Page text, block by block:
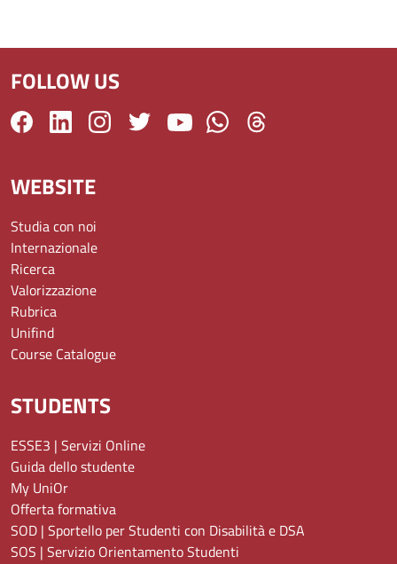
FOLLOW US
WEBSITE
Studia con noi
Internazionale
Ricerca
Valorizzazione
Rubrica
Unifind
Course Catalogue
STUDENTS
ESSE3 | Servizi Online
Guida dello studente
My UniOr
Offerta formativa
SOD | Sportello per Studenti con Disabilità e DSA
SOS | Servizio Orientamento Studenti